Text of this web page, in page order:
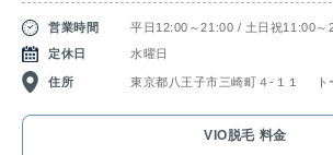
営業時間
平日12:00～21:00 / 土日祝11:00～
定休日
水曜日
住所 東京都八王子市三崎町４‐１１ ト
VIO脱毛 料金